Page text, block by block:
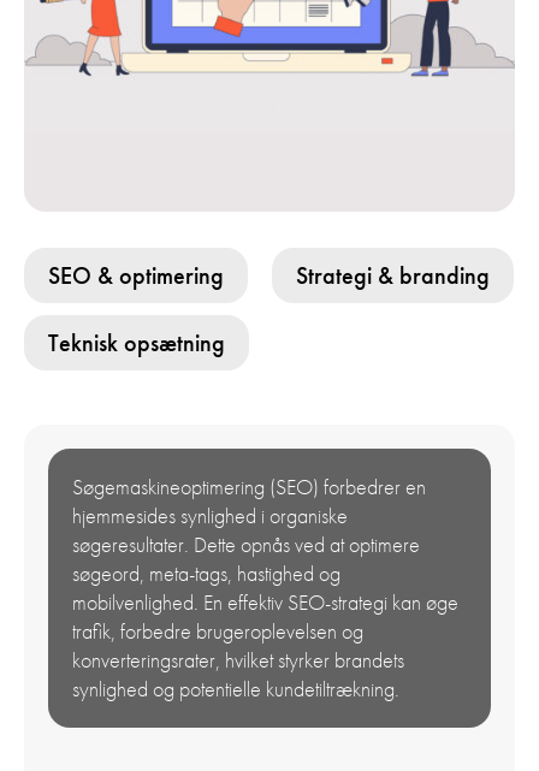
SEO & optimering Strategi & branding
Teknisk opsætning
Søgemaskineoptimering (SEO) forbedrer en
hjemmesides synlighed i organiske
søgeresultater. Dette opnås ved at optimere
søgeord, meta-tags, hastighed og
mobilvenlighed. En effektiv SEO-strategi kan øge
trafik, forbedre brugeroplevelsen og
konverteringsrater, hvilket styrker brandets
synlighed og potentielle kundetiltrækning.